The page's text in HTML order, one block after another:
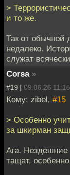
>
и то же.
Так от обычной
недалеко.
служат
Corsa »
#19 | 09.06.26 11:15
Кому: zibel, #15
> Особенно
за шкирман
Ага. Нездешние
тащат,